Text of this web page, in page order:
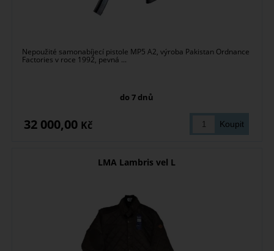
Nepoužité samonabíjecí pistole MP5 A2, výroba Pakistan Ordnance
Factories v roce 1992, pevná ...
do 7 dnů
32 000,00 Kč
LMA Lambris vel L